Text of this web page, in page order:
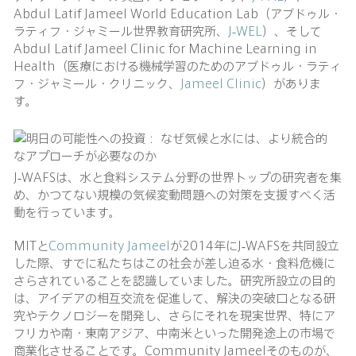
Abdul Latif Jameel World Education Lab（アブドゥル・
ラティフ・ジャミール世界教育研究所、 J-WEL ）、そして
Abdul Latif Jameel Clinic for Machine Learning in
Health（医療における機械学習のためのアブドゥル・ラティ
フ・ジャミール・クリニック、 Jameel Clinic）がありま
す。
J-WAFSは、水と食料システム分野の世界トップの研究者を集
め、かつてない規模の気候変動問題への対策を支援すべく活
動を行っています。
MITとCommunity Jameelが2014年にJ-WAFSを共同設立
した際、すでに私たちはこの社会が差し迫る水・食料危機に
さらされていることを認識していました。研究所設立の目的
は、アイデアの相互交流を促進して、解決の突破口となる研
究やテクノロジーを開発し、さらにそれを現実世界、特にア
フリカや南・東南アジア、中南米といった開発途上の市場で
商業化させることです。Community Jameelそのものが、